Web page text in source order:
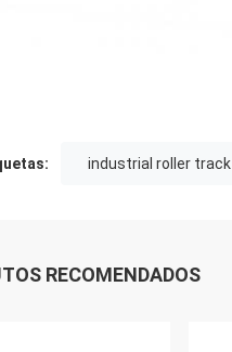
industrial roller track
RECOMENDADOS